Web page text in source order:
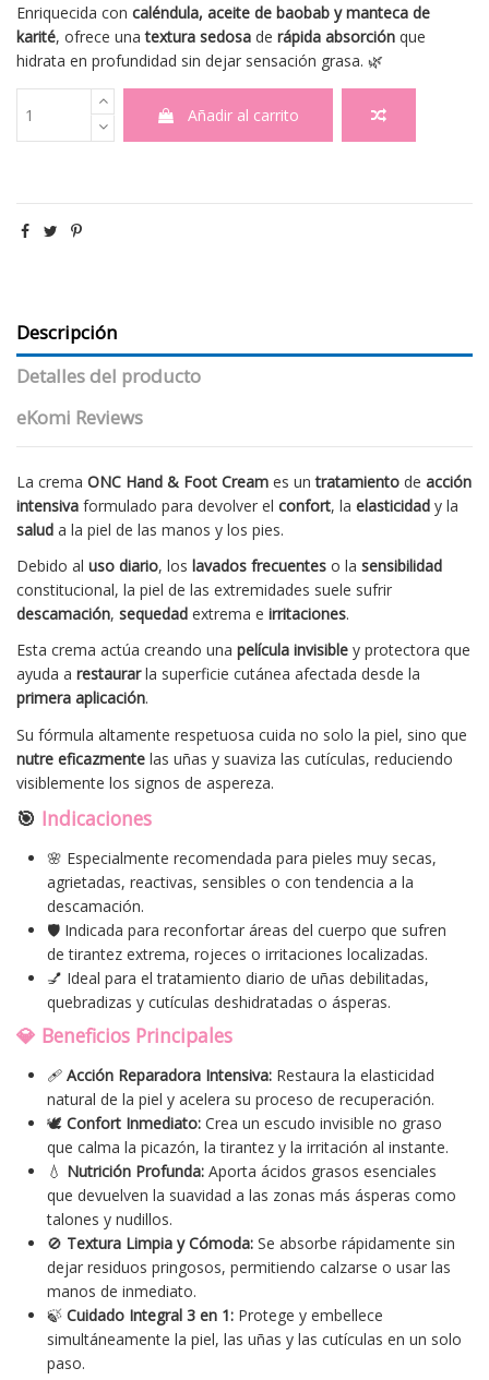
Enriquecida con caléndula, aceite de baobab y manteca de
karité, ofrece unatextura sedosa de rápida absorción que
hidrata en profundidad sin dejar sensación grasa. 🌿
Añadir al carrito
Descripción
Detalles del producto
eKomi Reviews
La crema ONC Hand & Foot Cream es untratamiento de acción
intensiva formulado para devolver el confort, la elasticidad y la
salud a la piel de las manos y los pies.
Debido al uso diario, los lavados frecuentes o la sensibilidad
constitucional, la piel de las extremidades suele sufrir
descamación, sequedad extrema e irritaciones.
Esta crema actúa creando una película invisible y protectora que
ayuda a restaurarla superficie cutánea afectada desde la
primera aplicación.
Su fórmula altamente respetuosa cuida no solo la piel, sino que
nutre eficazmente las uñas y suaviza las cutículas, reduciendo
visiblemente los signos de aspereza.
🎯 Indicaciones
🌸 Especialmente recomendada para pieles muy secas,
agrietadas, reactivas, sensibles o con tendencia a la
descamación.
🛡️ Indicada para reconfortar áreas del cuerpo que sufren
de tirantez extrema, rojeces o irritaciones localizadas.
💅 Ideal para el tratamiento diario de uñas debilitadas,
quebradizas y cutículas deshidratadas o ásperas.
💎 Beneficios Principales
🩹 Acción Reparadora Intensiva: Restaura la elasticidad
natural de la piel y acelera su proceso de recuperación.
🕊️ Confort Inmediato: Crea un escudo invisible no graso
que calma la picazón, la tirantez y la irritación al instante.
💧 Nutrición Profunda: Aporta ácidos grasos esenciales
que devuelven la suavidad a las zonas más ásperas como
talones y nudillos.
🚫 Textura Limpia y Cómoda: Se absorbe rápidamente sin
dejar residuos pringosos, permitiendo calzarse o usar las
manos de inmediato.
🍃 Cuidado Integral 3 en 1: Protege y embellece
simultáneamente la piel, las uñas y las cutículas en un solo
paso.